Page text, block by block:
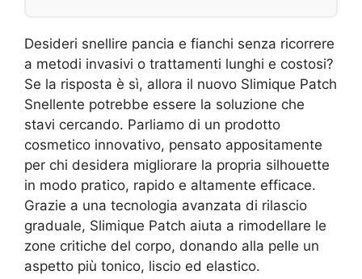
Desideri snellire pancia e fianchi senza ricorrere
a metodi invasivi o trattamenti lunghi e costosi?
Se la risposta è sì, allora il nuovo Slimique Patch
Snellente potrebbe essere la soluzione che
stavi cercando. Parliamo di un prodotto
cosmetico innovativo, pensato appositamente
per chi desidera migliorare la propria silhouette
in modo pratico, rapido e altamente efficace.
Grazie a una tecnologia avanzata di rilascio
graduale, Slimique Patch aiuta a rimodellare le
zone critiche del corpo, donando alla pelle un
aspetto più tonico, liscio ed elastico.